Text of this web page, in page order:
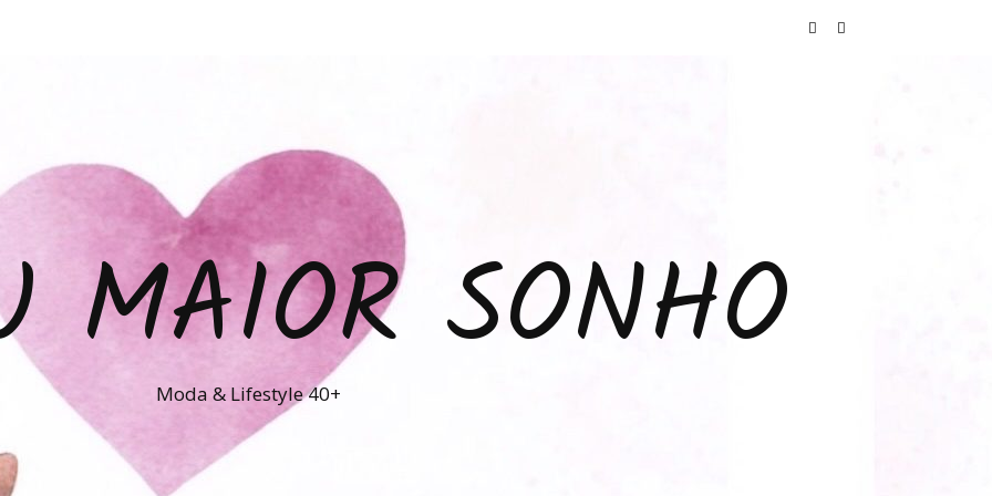
MAIOR SONHO
Moda & Lifestyle 40+